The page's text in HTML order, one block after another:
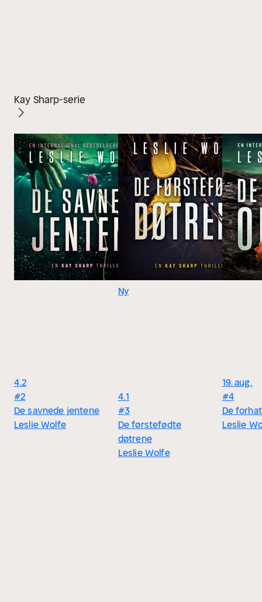
Kay Sharp-serie
4.2
#2
De savnede jentene
Leslie Wolfe
Ny
4.1
#3
De førstefødte
døtrene
Leslie Wolfe
19. aug.
#4
De
Leslie